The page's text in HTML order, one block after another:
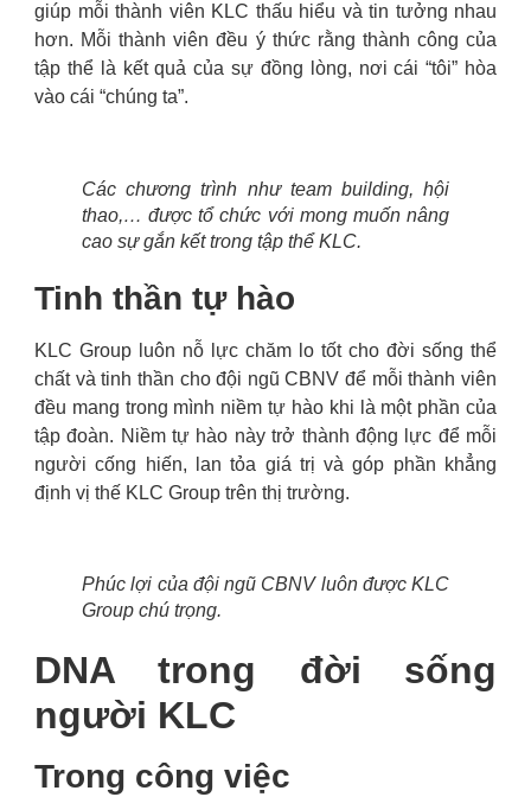
giúp mỗi thành viên KLC thấu hiểu và tin tưởng nhau
hơn. Mỗi thành viên đều ý thức rằng thành công của
tập thể là kết quả của sự đồng lòng, nơi cái “tôi” hòa
vào cái “chúng ta”.
Các chương trình như team building, hội
thao,… được tổ chức với mong muốn nâng
cao sự gắn kết trong tập thể KLC.
Tinh thần tự hào
KLC Group luôn nỗ lực chăm lo tốt cho đời sống thể
chất và tinh thần cho đội ngũ CBNV để mỗi thành viên
đều mang trong mình niềm tự hào khi là một phần của
tập đoàn. Niềm tự hào này trở thành động lực để mỗi
người cống hiến, lan tỏa giá trị và góp phần khẳng
định vị thế KLC Group trên thị trường.
Phúc lợi của đội ngũ CBNV luôn được KLC
Group chú trọng.
DNA trong đời sống
người KLC
Trong công việc